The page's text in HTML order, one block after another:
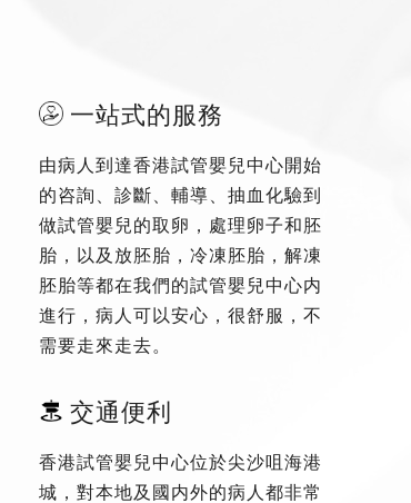
一站式的服務
由病人到達香港試管嬰兒中心開始
的咨詢、診斷、輔導、抽血化驗到
做試管嬰兒的取卵，處理卵子和胚
胎，以及放胚胎，冷凍胚胎，解凍
胚胎等都在我們的試管嬰兒中心内
進行，病人可以安心，很舒服，不
需要走來走去。
交通便利
香港試管嬰兒中心位於尖沙咀海港
城，對本地及國内外的病人都非常